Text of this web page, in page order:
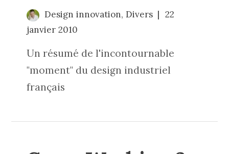
Design innovation, Divers
22
janvier 2010
Un résumé de l'incontournable
"moment" du design industriel
français